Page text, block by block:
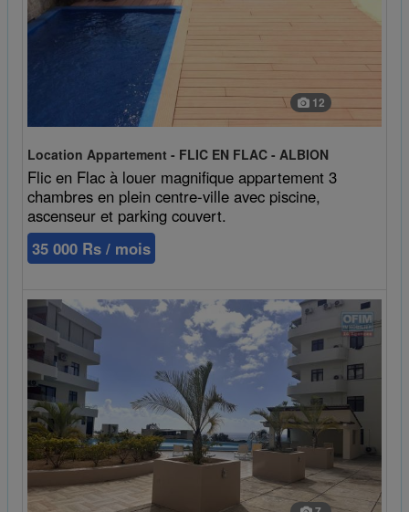
12
Location Appartement - FLIC EN FLAC - ALBION
Flic en Flac à louer magnifique appartement 3
chambres en plein centre-ville avec piscine,
ascenseur et parking couvert.
35 000 Rs / mois